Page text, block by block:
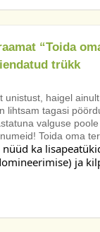
“Toida
trükk
unistust, haigel
lihtsam tagasi
valguse
Toida oma
nüüd ka
ja